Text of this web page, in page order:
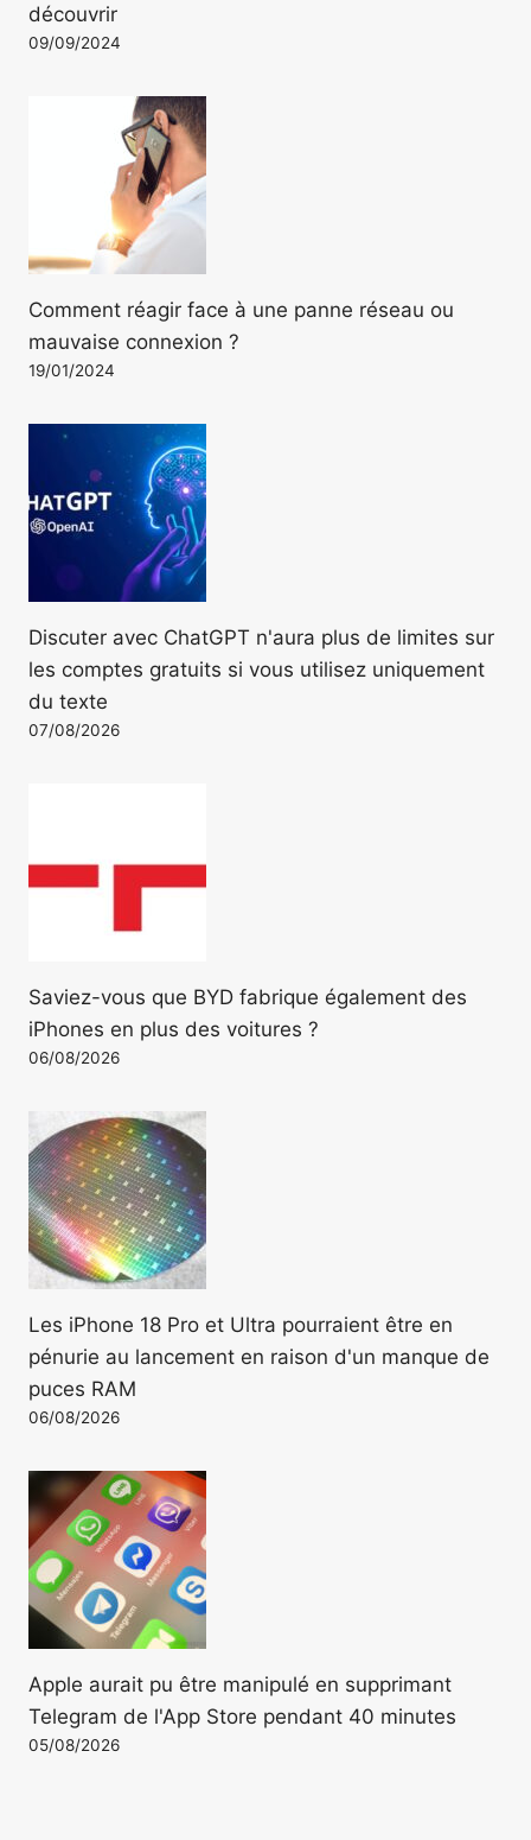
découvrir
09/09/2024
Comment réagir face à une panne réseau ou
mauvaise connexion ?
19/01/2024
Discuter avec ChatGPT n'aura plus de limites sur
les comptes gratuits si vous utilisez uniquement
du texte
07/08/2026
Saviez-vous que BYD fabrique également des
iPhones en plus des voitures ?
06/08/2026
Les iPhone 18 Pro et Ultra pourraient être en
pénurie au lancement en raison d'un manque de
puces RAM
06/08/2026
Apple aurait pu être manipulé en supprimant
Telegram de l'App Store pendant 40 minutes
05/08/2026